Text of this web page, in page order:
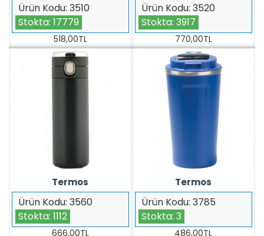
Ürün Kodu: 3510
Stokta: 17779
518,00TL
Ürün Kodu: 3520
Stokta: 3917
770,00TL
Ürün Kodu: 3560
Stokta: 1112
Termos
666,00TL
Ürün Kodu: 3785
Stokta: 3
Termos
486,00TL